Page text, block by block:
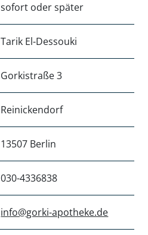
sofort oder später
Tarik El-Dessouki
Gorkistraße 3
Reinickendorf
13507 Berlin
030-4336838
info@gorki-apotheke.de